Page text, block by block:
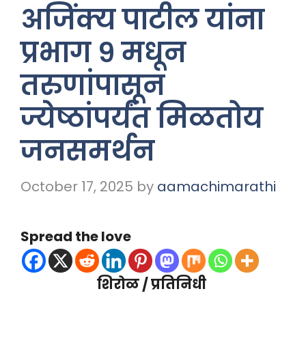
अजिंक्य पाटील यांना
प्रभाग ९ मधून
तरुणांपासून
ज्येष्ठांपर्यंत मिळतोय
जनसमर्थन
October 17, 2025 by aamachimarathi
Spread the love
शिरोळ / प्रतिनिधी